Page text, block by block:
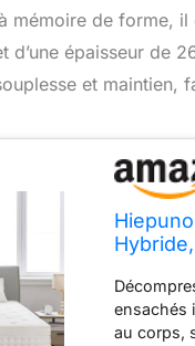
mémoire de
d’une épaisseur de
et maintien,
Parfait
ensachés
au corps,